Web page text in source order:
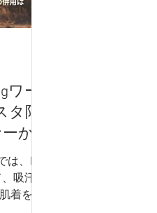
イテム
ー
限
か
で、Big
吸汗速
着をお